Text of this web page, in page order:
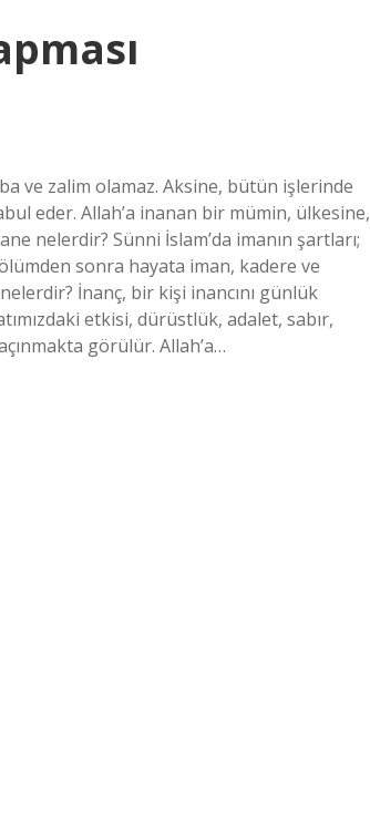
ve zalim olamaz. Aksine, bütün işlerinde
eder. Allah’a inanan bir mümin, ülkesine,
nelerdir? Sünni İslam’da imanın şartları;
sonra hayata iman, kadere ve
İnanç, bir kişi inancını günlük
etkisi, dürüstlük, adalet, sabır,
görülür. Allah’a…